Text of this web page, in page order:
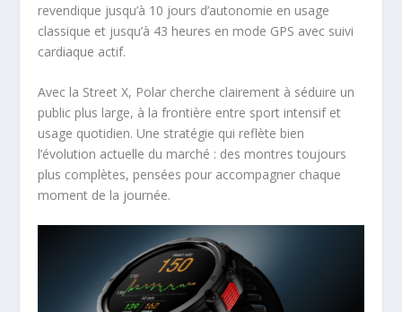
revendique jusqu’à 10 jours d’autonomie en usage
classique et jusqu’à 43 heures en mode GPS avec suivi
cardiaque actif.
Avec la Street X, Polar cherche clairement à séduire un
public plus large, à la frontière entre sport intensif et
usage quotidien. Une stratégie qui reflète bien
l’évolution actuelle du marché : des montres toujours
plus complètes, pensées pour accompagner chaque
moment de la journée.